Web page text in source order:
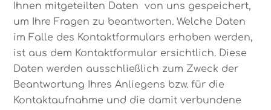
Ihnen mitgeteilten Daten von uns gespeichert,
um Ihre Fragen zu beantworten. Welche Daten
im Falle des Kontaktformulars erhoben werden,
ist aus dem Kontaktformular ersichtlich. Diese
Daten werden ausschließlich zum Zweck der
Beantwortung Ihres Anliegens bzw. für die
Kontaktaufnahme und die damit verbundene